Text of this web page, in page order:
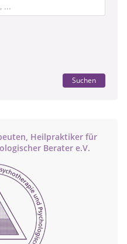
Suchen
Heilpraktiker für
Berater e.V.